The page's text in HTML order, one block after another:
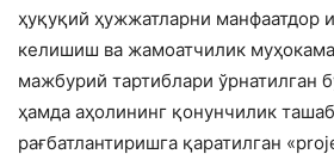
ҳуқуқий ҳужжатларни манфаатдор
келишиш ва жамоатчилик
мажбурий тартиблари ўрнатилган
ҳамда аҳолининг қонунчилик
рағбатлантиришга қаратилган